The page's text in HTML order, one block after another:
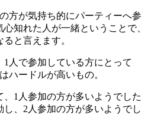
方が気持ち的にパーティーへ参
知れた人が一緒ということで、
と言えます。
人で参加している方にとって
ハードルが高いもの。
1人参加の方が多いようでした
、2人参加の方が多いようでし